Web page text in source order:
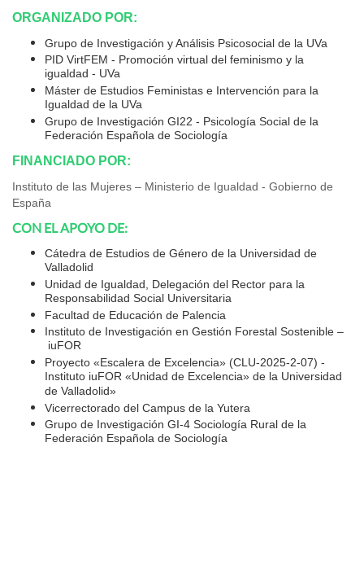
ORGANIZADO POR:
Grupo de Investigación y Análisis Psicosocial de la UVa
PID VirtFEM - Promoción virtual del feminismo y la
igualdad - UVa
Máster de Estudios Feministas e Intervención para la
Igualdad de la UVa
Grupo de Investigación GI22 - Psicología Social de la
Federación Española de Sociología
FINANCIADO POR:
Instituto de las Mujeres – Ministerio de Igualdad - Gobierno de
España
CON EL APOYO DE:
Cátedra de Estudios de Género de la Universidad de
Valladolid
Unidad de Igualdad, Delegación del Rector para la
Responsabilidad Social Universitaria
Facultad de Educación de Palencia
Instituto de Investigación en Gestión Forestal Sostenible –
iuFOR
Proyecto «Escalera de Excelencia» (CLU-2025-2-07) -
Instituto iuFOR «Unidad de Excelencia» de la Universidad
de Valladolid»
Vicerrectorado del Campus de la Yutera
Grupo de Investigación GI-4 Sociología Rural de la
Federación Española de Sociología